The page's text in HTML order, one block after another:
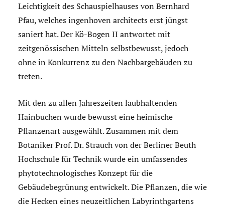
Leichtigkeit des Schauspielhauses von Bernhard
Pfau, welches ingenhoven architects erst jüngst
saniert hat. Der Kö-Bogen II antwortet mit
zeitgenössischen Mitteln selbstbewusst, jedoch
ohne in Konkurrenz zu den Nachbargebäuden zu
treten.
Mit den zu allen Jahreszeiten laubhaltenden
Hainbuchen wurde bewusst eine heimische
Pflanzenart ausgewählt. Zusammen mit dem
Botaniker Prof. Dr. Strauch von der Berliner Beuth
Hochschule für Technik wurde ein umfassendes
phytotechnologisches Konzept für die
Gebäudebegrünung entwickelt. Die Pflanzen, die wie
die Hecken eines neuzeitlichen Labyrinthgartens